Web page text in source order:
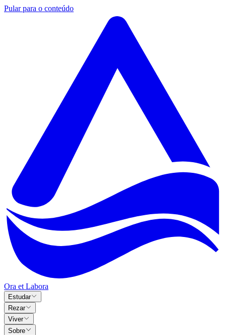
Pular para o conteúdo
Ora et Labora
Estudar
Rezar
Viver
Sobre